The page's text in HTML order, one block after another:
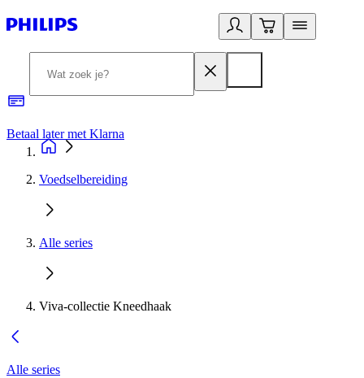
Betaal later met Klarna
Voedselbereiding
Alle series
Viva-collectie Kneedhaak
Alle series